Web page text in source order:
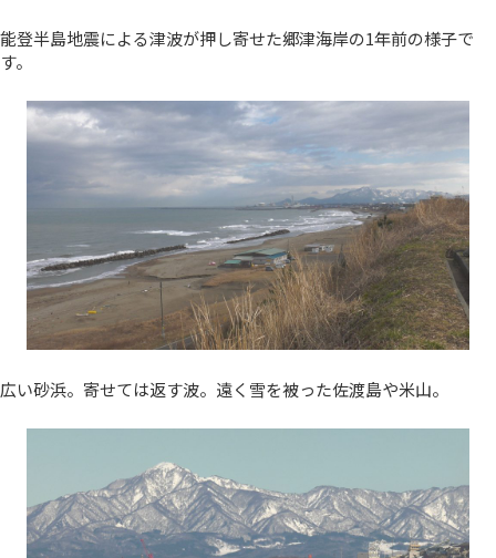
能登半島地震による津波が押し寄せた郷津海岸の1年前の様子で
す。
広い砂浜。寄せては返す波。遠く雪を被った佐渡島や米山。